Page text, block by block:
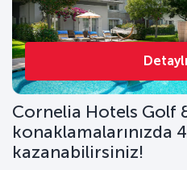
Cornelia Hotels Golf
konaklamalarınızda
kazanabilirsiniz!